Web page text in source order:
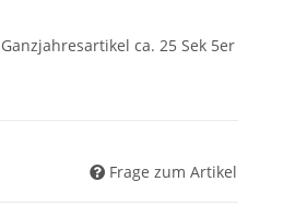
ca. 25 Sek 5er
Frage zum Artikel